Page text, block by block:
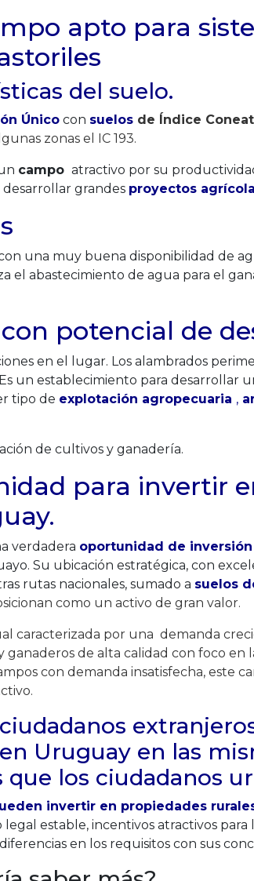
apto para
del suelo.
Único con suelos de Índice Coneat
zonas el IC 193.
campo atractivo por su
desarrollar grandes proyectos
una muy buena disponibilidad de
el abastecimiento de agua para el
potencial de
en el lugar. Los alambrados
un establecimiento para desarrollar
tipo de explotación agropecuaria ,
de cultivos y ganadería.
para invertir
verdadera oportunidad de inversión
Su ubicación estratégica, con
rutas nacionales, sumado a suelos
como un activo de gran valor.
caracterizada por una demanda
ganaderos de alta calidad con foco en
con demanda insatisfecha, este
Uruguay en las
que los ciudadanos
invertir en propiedades
estable, incentivos atractivos para
en los requisitos con sus